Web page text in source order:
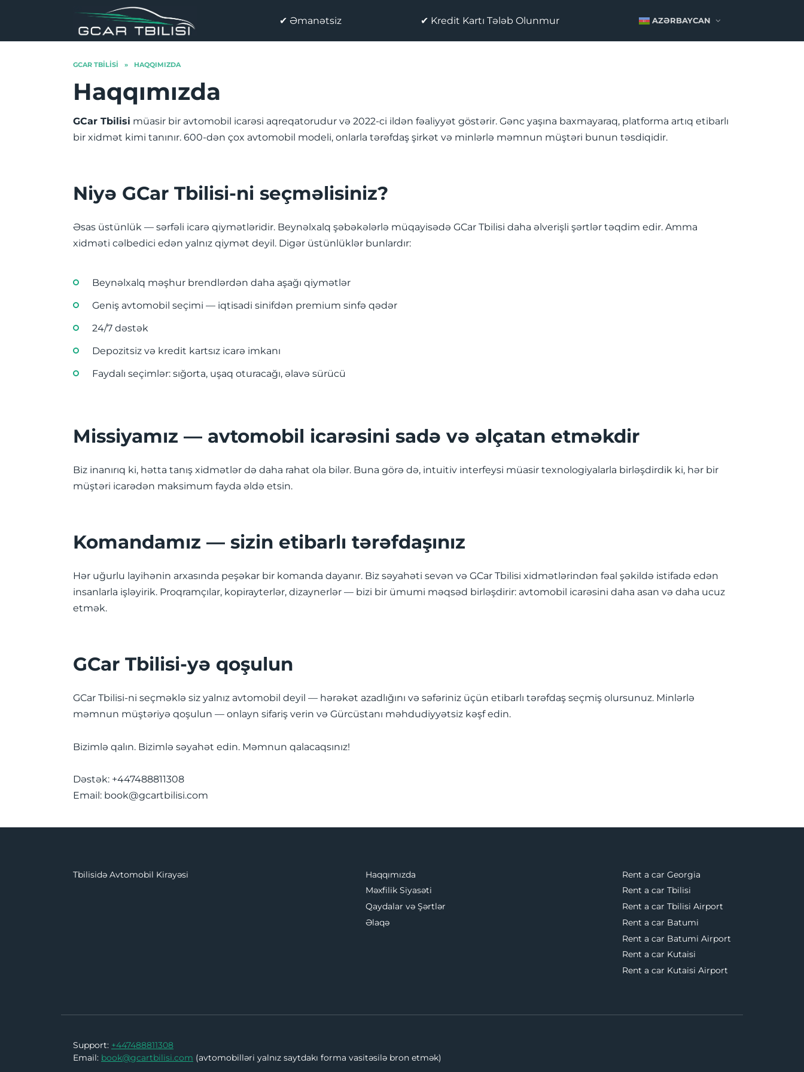
✔ Əmanətsiz ✔ Kredit Kartı Tələb Olunmur AZƏRBAYCAN
GCAR TBILISI » HAQQIMIZDA
Haqqımızda
GCar Tbilisi müasir bir avtomobil icarəsi aqreqatorudur və 2022-ci ildən fəaliyyət göstərir. Gənc yaşına baxmayaraq, platforma artıq etibarlı
bir xidmət kimi tanınır. 600-dən çox avtomobil modeli, onlarla tərəfdaş şirkət və minlərlə məmnun müştəri bunun təsdiqidir.
Niyə GCar Tbilisi-ni seçməlisiniz?
Əsas üstünlük — sərfəli icarə qiymətləridir. Beynəlxalq şəbəkələrlə müqayisədə GCar Tbilisi daha əlverişli şərtlər təqdim edir. Amma
xidməti cəlbedici edən yalnız qiymət deyil. Digər üstünlüklər bunlardır:
Beynəlxalq məşhur brendlərdən daha aşağı qiymətlər
Geniş avtomobil seçimi — iqtisadi sinifdən premium sinfə qədər
24/7 dəstək
Depozitsiz və kredit kartsız icarə imkanı
Faydalı seçimlər: sığorta, uşaq oturacağı, əlavə sürücü
Missiyamız — avtomobil icarəsini sadə və əlçatan etməkdir
Biz inanırıq ki, hətta tanış xidmətlər də daha rahat ola bilər. Buna görə də, intuitiv interfeysi müasir texnologiyalarla birləşdirdik ki, hər bir
müştəri icarədən maksimum fayda əldə etsin.
Komandamız — sizin etibarlı tərəfdaşınız
Hər uğurlu layihənin arxasında peşəkar bir komanda dayanır. Biz səyahəti sevən və GCar Tbilisi xidmətlərindən fəal şəkildə istifadə edən
insanlarla işləyirik. Proqramçılar, kopirayterlər, dizaynerlər — bizi bir ümumi məqsəd birləşdirir: avtomobil icarəsini daha asan və daha ucuz
etmək.
GCar Tbilisi-yə qoşulun
GCar Tbilisi-ni seçməklə siz yalnız avtomobil deyil — hərəkət azadlığını və səfəriniz üçün etibarlı tərəfdaş seçmiş olursunuz. Minlərlə
məmnun müştəriyə qoşulun — onlayn sifariş verin və Gürcüstanı məhdudiyyətsiz kəşf edin.
Bizimlə qalın. Bizimlə səyahət edin. Məmnun qalacaqsınız!
Dəstək: +447488811308
Email: book@gcartbilisi.com
Tbilisidə Avtomobil Kirayəsi
Haqqımızda
Məxfilik Siyasəti
Qaydalar və Şərtlər
Əlaqə
Rent a car Georgia
Rent a car Tbilisi
Rent a car Tbilisi Airport
Rent a car Batumi
Rent a car Batumi Airport
Rent a car Kutaisi
Rent a car Kutaisi Airport
Support: +447488811308
Email: book@gcartbilisi.com (avtomobilləri yalnız saytdakı forma vasitəsilə bron etmək)